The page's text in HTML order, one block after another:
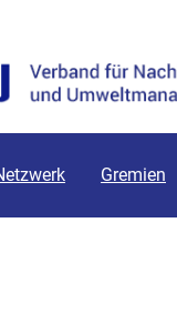
Gremien